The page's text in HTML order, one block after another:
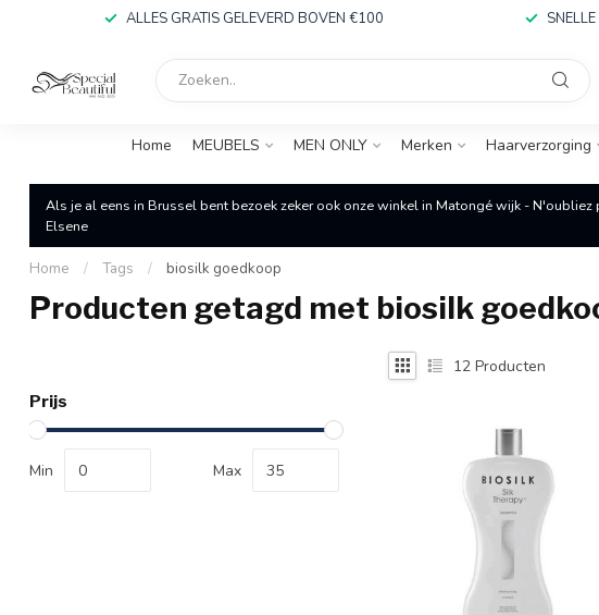
ALLES GRATIS GELEVERD BOVEN €100
Home MEUBELS MEN ONLY Merken Haarverzorging
Als je al eens in Brussel bent bezoek zeker ook onze winkel in Matongé wijk -
Elsene
Home / Tags / biosilk goedkoop
Producten getagd met biosilk
Prijs
Min Max
12 Producten